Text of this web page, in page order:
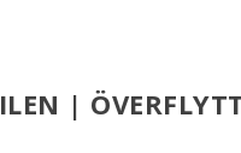
|